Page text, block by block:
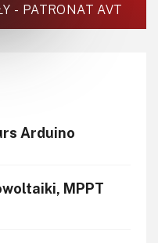
- PATRONAT AVT
Arduino
MPPT